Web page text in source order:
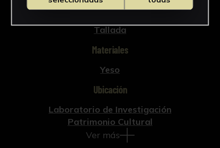
Técnica
Tallada
Materiales
Yeso
Ubicación
Laboratorio de Investigación
Patrimonio Cultural
Ver más